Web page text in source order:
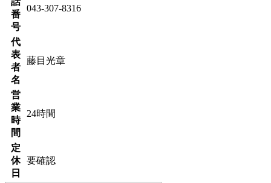
番
号
043-307-8316
代
表
者
名
藤目光章
営
業
時
間
24時間
定
休
日
要確認